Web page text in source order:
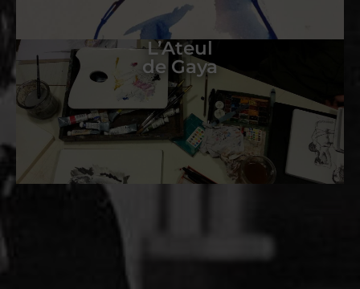
L’Ateul
de Gaya